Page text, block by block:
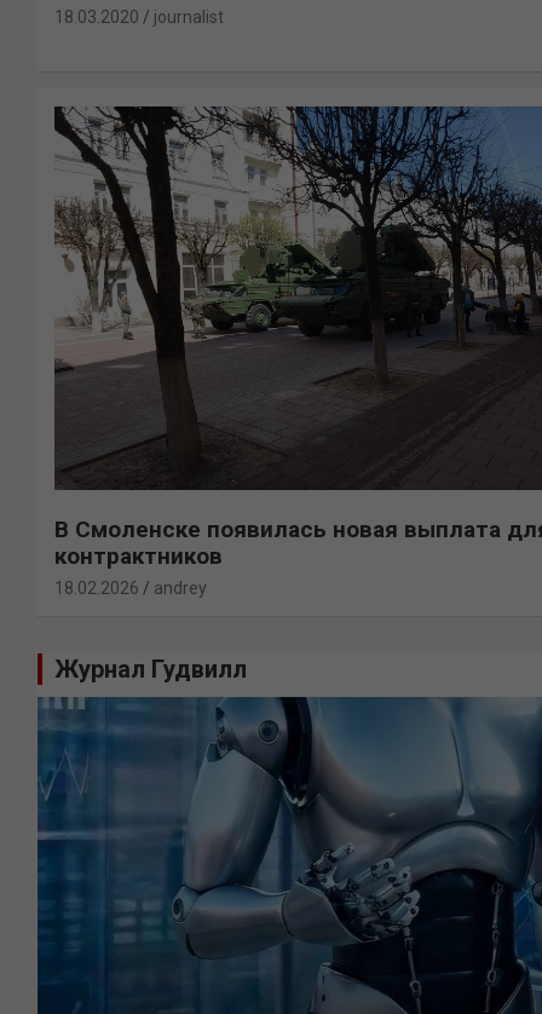
18.03.2020 journalist
В Смоленске появилась новая выплата
контрактников
18.02.2026 andrey
Журнал Гудвилл